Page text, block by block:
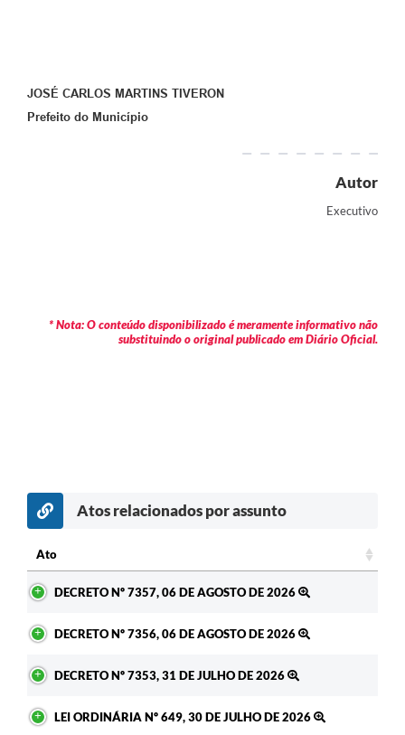
JOSÉ CARLOS MARTINS TIVERON
Prefeito do Município
Autor
Executivo
* Nota: O conteúdo disponibilizado é meramente informativo não
substituindo o original publicado em Diário Oficial.
Atos relacionados por assunto
Ato
DECRETO Nº 7357, 06 DE AGOSTO DE 2026
DECRETO Nº 7356, 06 DE AGOSTO DE 2026
DECRETO Nº 7353, 31 DE JULHO DE 2026
LEI ORDINÁRIA Nº 649, 30 DE JULHO DE 2026